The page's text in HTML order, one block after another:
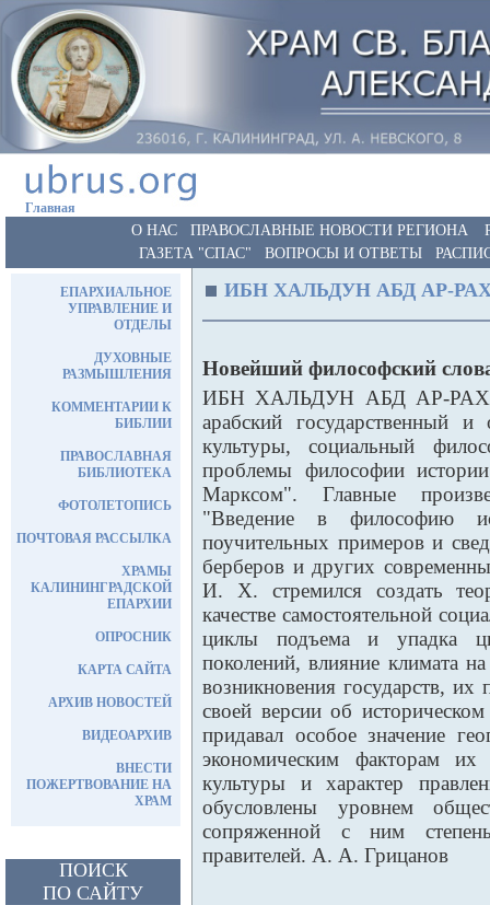
Главная
О НАС ПРАВОСЛАВНЫЕ НОВОСТИ РЕГИОНА
ГАЗЕТА "СПАС"
ВОПРОСЫ И ОТВЕТЫ
ЕПАРХИАЛЬНОЕ
УПРАВЛЕНИЕ И
ОТДЕЛЫ
ДУХОВНЫЕ
РАЗМЫШЛЕНИЯ
КОММЕНТАРИИ К
БИБЛИИ
ПРАВОСЛАВНАЯ
БИБЛИОТЕКА
ФОТОЛЕТОПИСЬ
ПОЧТОВАЯ РАССЫЛКА
ХРАМЫ
КАЛИНИНГРАДСКОЙ
ЕПАРХИИ
ОПРОСНИК
КАРТА САЙТА
АРХИВ НОВОСТЕЙ
ВИДЕОАРХИВ
ВНЕСТИ
ПОЖЕРТВОВАНИЕ НА
ХРАМ
ПОИСК
ПО САЙТУ
ИБН ХАЛЬДУН АБД АР-
Новейший философский
ИБН ХАЛЬДУН АБД АР-
арабский государственный и
культуры, социальный
проблемы философии
Марксом". Главные
"Введение в философию
поучительных примеров и
берберов и других
И. Х. стремился создать
качестве самостоятельной
циклы подъема и упадка
поколений, влияние климата
возникновения государств,
своей версии об
придавал особое значение
экономическим факторам их
культуры и характер
обусловлены уровнем
сопряженной с ним
правителей. А. А. Грицанов